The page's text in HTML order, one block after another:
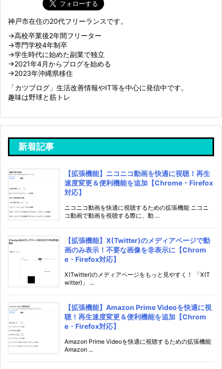
神戸市在住の20代フリーランスです。
→高校卒業後2年間フリーター
→専門学校4年制卒
→学生時代に始めた副業で独立
→2021年4月からブログを始める
→2023年沖縄県移住
「カツブログ」生活改善情報やIT等を中心に発信中です。
趣味は野球と筋トレ
新着記事
【拡張機能】ニコニコ動画を快適に視聴！再生
速度変更＆便利機能を追加【Chrome・Firefox
対応】
ニコニコ動画を快適に視聴するための拡張機能 ニコニ
コ動画で動画を視聴する際に、動 ...
【拡張機能】X(Twitter)のメディアページで動
画のみ表示！不要な画像を非表示に【Chrom
e・Firefox対応】
X(Twitter)のメディアページをもっと見やすく！ 「X(T
witter)」 ...
【拡張機能】Amazon Prime Videoを快適に視
聴！再生速度変更＆便利機能を追加【Chrom
e・Firefox対応】
Amazon Prime Videoを快適に視聴するための拡張機能
Amazon ...